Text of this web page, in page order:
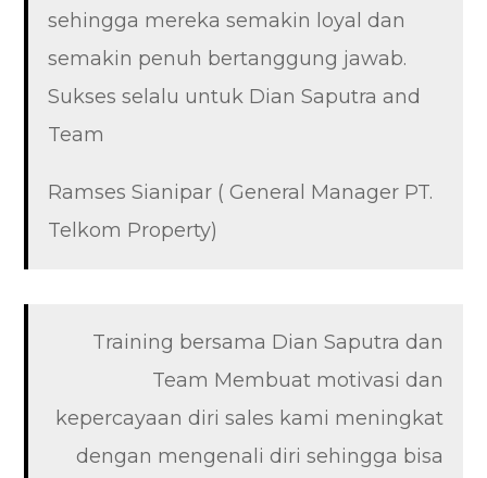
sehingga mereka semakin loyal dan
semakin penuh bertanggung jawab.
Sukses selalu untuk Dian Saputra and
Team
Ramses Sianipar ( General Manager PT.
Telkom Property)
Training bersama Dian Saputra dan
Team Membuat motivasi dan
kepercayaan diri sales kami meningkat
dengan mengenali diri sehingga bisa